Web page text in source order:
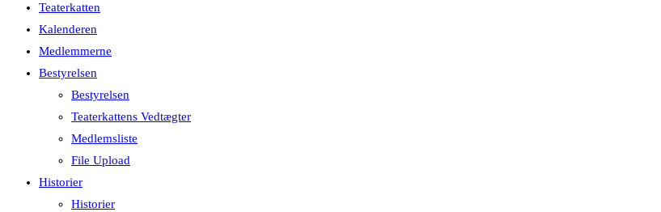
Teaterkatten
Kalenderen
Medlemmerne
Bestyrelsen
Bestyrelsen
Teaterkattens Vedtægter
Medlemsliste
File Upload
Historier
Historier